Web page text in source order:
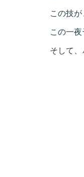
この技
この一
そして、